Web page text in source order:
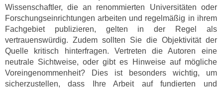
Wissenschaftler, die an renommierten Universitäten oder
Forschungseinrichtungen arbeiten und regelmäßig in ihrem
Fachgebiet publizieren, gelten in der Regel als
vertrauenswürdig. Zudem sollten Sie die Objektivität der
Quelle kritisch hinterfragen. Vertreten die Autoren eine
neutrale Sichtweise, oder gibt es Hinweise auf mögliche
Voreingenommenheit? Dies ist besonders wichtig, um
sicherzustellen, dass Ihre Arbeit auf fundierten und